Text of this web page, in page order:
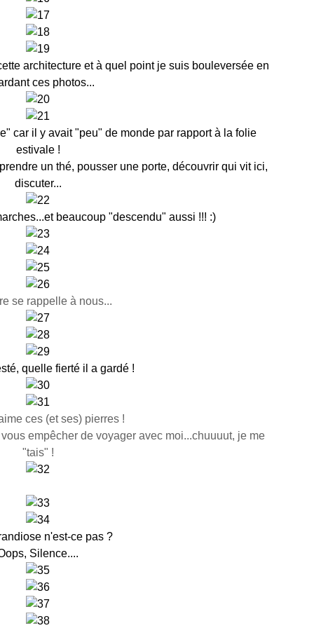
architecture et à quel point je suis bouleversée en
ces photos...
car il y avait "peu" de monde par rapport à la folie
estivale !
un thé, pousser une porte, découvrir qui vit ici,
discuter...
beaucoup "descendu" aussi !!! :)
se rappelle à nous...
quelle fierté il a gardé !
ces (et ses) pierres !
empêcher de voyager avec moi...chuuuut, je me
"tais" !
n'est-ce pas ?
Silence....